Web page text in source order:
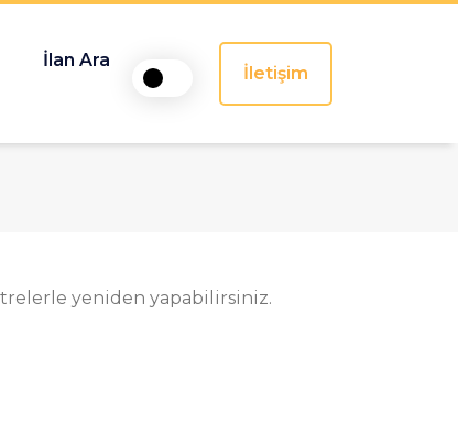
İlan Ara
İletişim
yeniden yapabilirsiniz.